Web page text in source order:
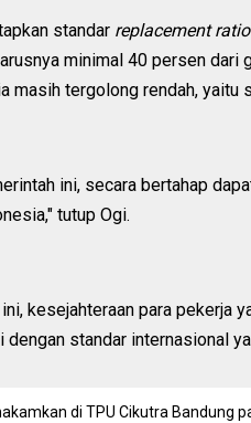
standar replacement ratio
minimal 40 persen dari
masih tergolong rendah, yaitu
ini, secara bertahap
tutup Ogi.
kesejahteraan para pekerja
standar internasional
di TPU Cikutra Bandung